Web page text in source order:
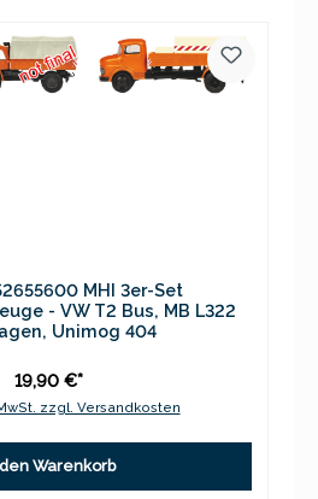
MHI 3er-Set
- VW T2 Bus, MB L322
Unimog 404
19,90 €*
zzgl. Versandkosten
Warenkorb